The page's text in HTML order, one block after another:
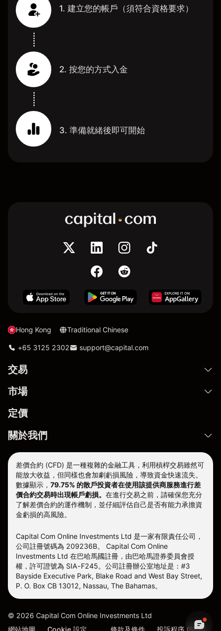
1. 建立您的帳戶（須符合資格要求）
2. 按您的方式入金
3. 準備就緒後即可開始
Hong Kong Traditional Chinese
+65 3125 2302 support@capital.com
交易
市場
定價
關於我們
差價合約 (CFD) 是一種複雜的金融工具，利用槓桿交易雖然可
能放大收益，但同樣也會加劇虧損風險，導致資金快速流失。
數據顯示， 79.75% 的散戶投資者在使用該提供商服務進行差
價合約交易時出現帳戶虧損。 在進行交易之前，請確保您充分
了解差價合約的運作機制，並仔細評估自己是否有能力承擔資
金虧損的高風險。
Capital Com Online Investments Ltd 是一家有限責任公司，
公司註冊號碼為 209236B。 Capital Com Online
Investments Ltd 在巴哈馬國註冊，由巴哈馬證券委員會授
權，許可證號為 SIA-F245。公司註冊辦公室地址是：#3
Bayside Executive Park, Blake Road and West Bay Street,
P. O. Box CB 13012, Nassau, The Bahamas。
© 2026 Capital Com Online Investments Ltd